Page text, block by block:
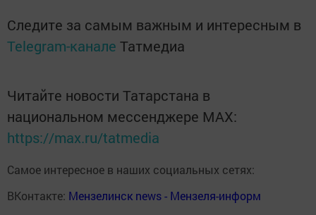
Следите за самым важным и интересным в
Telegram-канале Татмедиа
Читайте новости Татарстана в
национальном мессенджере MАХ:
https://max.ru/tatmedia
Самое интересное в наших социальных сетях:
ВКонтакте: Мензелинск news - Мензеля-информ